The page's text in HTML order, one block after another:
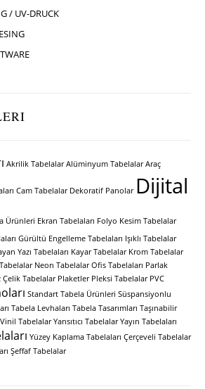
/ UV-DRUCK
Akrilik Tabelalar Alüminyum Tabelalar Araç
Cam Tabelalar Dekoratif Panolar Dijital
Ürünleri Ekran Tabelaları Folyo Kesim Tabelalar
Gürültü Engelleme Tabelaları Işıklı Tabelalar
Yazı Tabelaları Kayar Tabelalar Krom Tabelalar
Neon Tabelalar Ofis Tabelaları Parlak
Çelik Tabelalar Plaketler Pleksi Tabelalar PVC
Standart Tabela Ürünleri Süspansiyonlu
Tabela Levhaları Tabela Tasarımları Taşınabilir
Vinil Tabelalar Yansıtıcı Tabelalar Yayın Tabelaları
Yüzey Kaplama Tabelaları Çerçeveli Tabelalar
Şeffaf Tabelalar